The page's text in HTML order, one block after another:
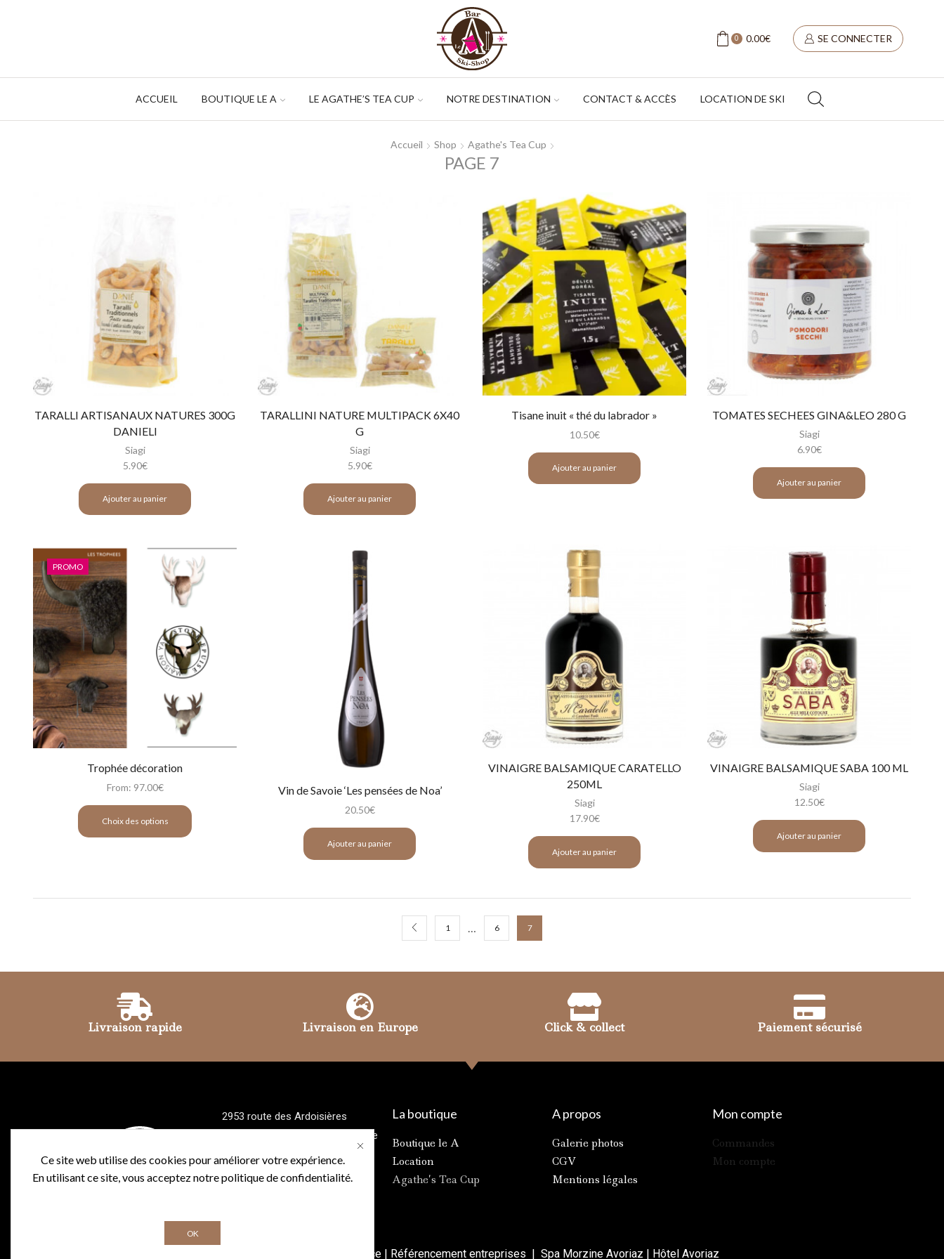
0 0.00€ SE CONNECTER
ACCUEIL BOUTIQUE LE A LE AGATHE’S TEA CUP NOTRE DESTINATION CONTACT & ACCÈS LOCATION DE SKI
Accueil Shop Agathe's Tea Cup
PAGE 7
TARALLI ARTISANAUX NATURES 300G
DANIELI
Siagi
5.90€
Ajouter au panier
TARALLINI NATURE MULTIPACK 6X40
G
Siagi
5.90€
Ajouter au panier
Tisane inuit « thé du labrador »
10.50€
Ajouter au panier
TOMATES SECHEES GINA&LEO 280 G
Siagi
6.90€
Ajouter au panier
PROMO
Trophée décoration
From: 97.00€
Choix des options
Vin de Savoie ‘Les pensées de Noa’
20.50€
Ajouter au panier
VINAIGRE BALSAMIQUE CARATELLO
250ML
Siagi
17.90€
Ajouter au panier
VINAIGRE BALSAMIQUE SABA 100 ML
Siagi
12.50€
Ajouter au panier
1 6 7
Ce site web utilise des cookies pour améliorer votre expérience.
En utilisant ce site, vous acceptez notre politique de confidentialité.
OK
Livraison rapide Livraison en Europe Click & collect Paiement sécurisé
2953 route des Ardoisières
74110 MORZINE AVORIAZ France
Fixe :
+33 4 50 79 03 21
Portable :+33 6 81 42 17 16
La boutique
Boutique le A
Location
Agathe’s Tea Cup
A propos
Galerie photos
CGV
Mentions légales
Mon compte
Commandes
Mon compte
Web Design France Référencement entreprises Spa Morzine Avoriaz Hôtel Avoriaz